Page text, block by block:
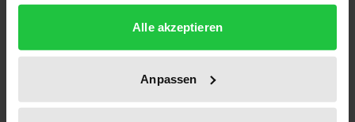
gesammelt haben.
Alle akzeptieren
Anpassen
das Buch nahezu alle Komplexe einer SPE – von
grundlegenden Fragen der Auslegung, des
Regelungsbereichs und Regelungskonzepts über
das System der Verweisungen und dem Verhältnis